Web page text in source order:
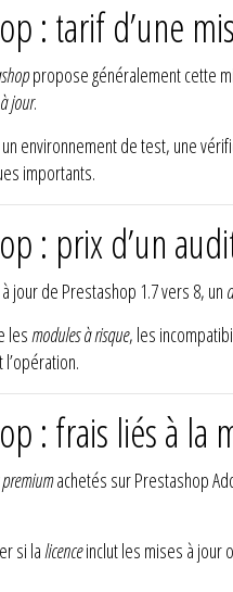
: tarif d’une
propose généralement cette
jour.
un environnement de test, une
importants.
: prix d’un
jour de Prestashop 1.7 vers 8, un
lesmodules à risque, les
: frais liés à la
achetés sur Prestashop
si lalicenceinclut les mises à jour